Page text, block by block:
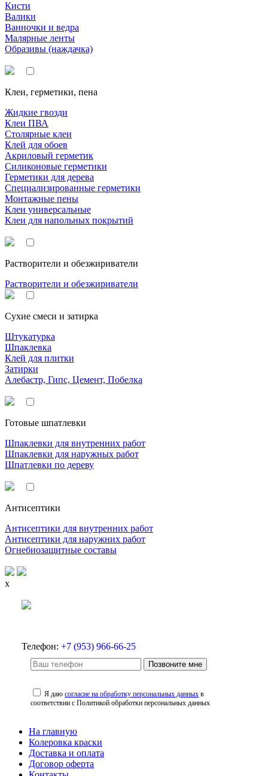
Кисти
Валики
Ванночки и ведра
Малярные ленты
Образивы (наждачка)
Клеи, герметики, пена
Жидкие гвозди
Клеи ПВА
Столярные клеи
Клей для обоев
Акриловый герметик
Силиконовые герметики
Герметики для дерева
Специализированные герметики
Монтажные пены
Клеи универсальные
Клеи для напольных покрытий
Растворители и обезжириватели
Растворители и обезжириватели
Сухие смеси и затирка
Штукатурка
Шпаклевка
Клей для плитки
Затирки
Алебастр, Гипс, Цемент, Побелка
Готовые шпатлевки
Шпаклевки для внутренних работ
Шпаклевки для наружных работ
Шпатлевки по дереву
Антисептики
Антисептики для внутренних работ
Антисептики для наружних работ
Огнебиозащитные составы
x
Телефон: +7 (953) 966-66-25
Позвоните мне
Я даюсогласие на обработку персональных данных в
соответствии с Политикой обработки персональных данных
На главную
Колеровка краски
Доставка и оплата
Договор оферта